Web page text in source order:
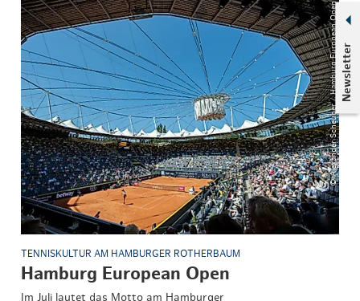
Newsletter
© Alexander Scheuber / Hamburg European Open
TENNISKULTUR AM HAMBURGER ROTHERBAUM
Hamburg European Open
Im Juli lautet das Motto am Hamburger